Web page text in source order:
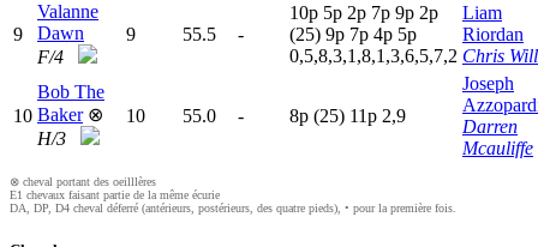
9
Valanne
Dawn
F/4
9 55.5 -
10p 5p 2p 7p 9p 2p
(25) 9p 7p 4p 5p
0,5,8,3,1,8,1,3,6,5,7,2
Liam
Riordan
Chris
10
Bob The
Baker ⊗
H/3
10 55.0 - 8p (25) 11p 2,9
Joseph
Darren
Mcauliffe
⊗ cheval portant des oeilllères
E1 chevaux faisant partie de la même écurie
DA, DP, D4 cheval déferré (antérieurs, postérieurs, des quatre pieds), • pour la première fois.